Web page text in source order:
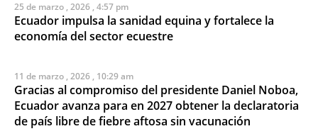
25 de marzo , 2026 , 4:57 pm
Ecuador impulsa la sanidad equina y fortalece la
economía del sector ecuestre
11 de marzo , 2026 , 10:29 am
Gracias al compromiso del presidente Daniel Noboa,
Ecuador avanza para en 2027 obtener la declaratoria
de país libre de fiebre aftosa sin vacunación